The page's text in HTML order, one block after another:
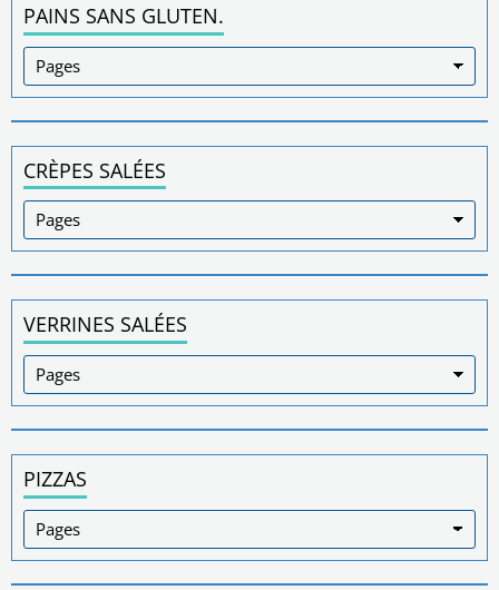
PAINS SANS GLUTEN.
CRÈPES SALÉES
VERRINES SALÉES
PIZZAS